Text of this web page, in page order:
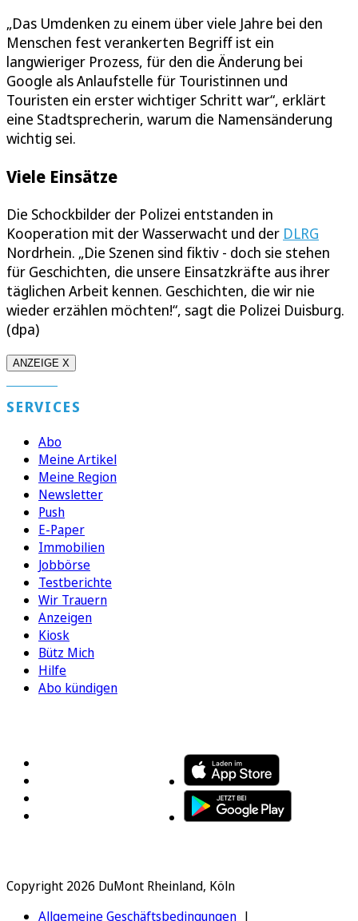
„Das Umdenken zu einem über viele Jahre bei den
Menschen fest verankerten Begriff ist ein
langwieriger Prozess, für den die Änderung bei
Google als Anlaufstelle für Touristinnen und
Touristen ein erster wichtiger Schritt war“, erklärt
eine Stadtsprecherin, warum die Namensänderung
wichtig sei.
Viele Einsätze
Die Schockbilder der Polizei entstanden in
Kooperation mit der Wasserwacht und der DLRG
Nordrhein. „Die Szenen sind fiktiv - doch sie stehen
für Geschichten, die unsere Einsatzkräfte aus ihrer
täglichen Arbeit kennen. Geschichten, die wir nie
wieder erzählen möchten!“, sagt die Polizei Duisburg.
(dpa)
ANZEIGE X
SERVICES
Abo
Meine Artikel
Meine Region
Newsletter
Push
E-Paper
Immobilien
Jobbörse
Testberichte
Wir Trauern
Anzeigen
Kiosk
Bütz Mich
Hilfe
Abo kündigen
Copyright 2026 DuMont Rheinland, Köln
Allgemeine Geschäftsbedingungen